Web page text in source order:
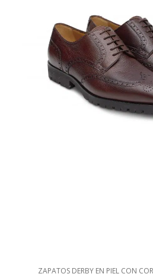
ZAPATOS DERBY EN PIEL CON